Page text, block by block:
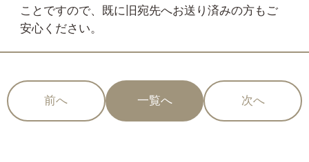
ことですので、既に旧宛先へお送り済みの方もご
安心ください。
前へ 一覧へ 次へ